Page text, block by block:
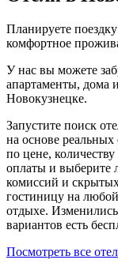
Планируете
комфортное
У нас вы можете
апартаменты, дома
Новокузнецке.
Запустите поиск
на основе реальных
по цене,
оплаты и выберите
комиссий и
гостиницу на
отдыхе.
вариантов есть
Посмотреть все